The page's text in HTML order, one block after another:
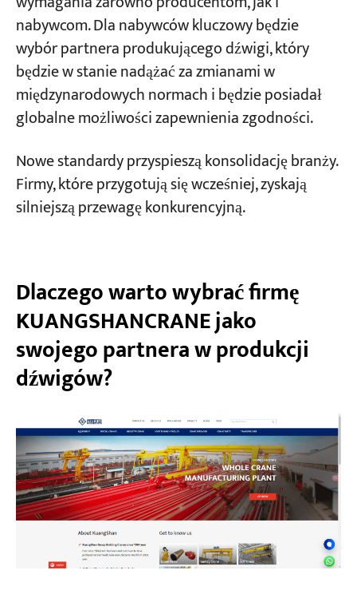
nabywcom. Dla nabywców kluczowy będzie
wybór partnera produkującego dźwigi, który
będzie w stanie nadążać za zmianami w
międzynarodowych normach i będzie posiadał
globalne możliwości zapewnienia zgodności.
Nowe standardy przyspieszą konsolidację branży.
Firmy, które przygotują się wcześniej, zyskają
silniejszą przewagę konkurencyjną.
Dlaczego warto wybrać firmę
KUANGSHANCRANE jako
swojego partnera w produkcji
dźwigów?